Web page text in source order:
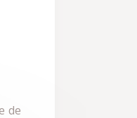
de